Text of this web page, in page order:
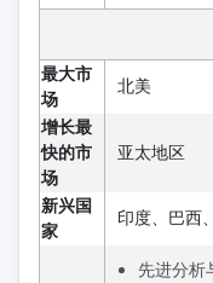
最大市
场
北美
增长最
快的市
场
亚太地区
新兴国
家
印度、巴西
先进分析